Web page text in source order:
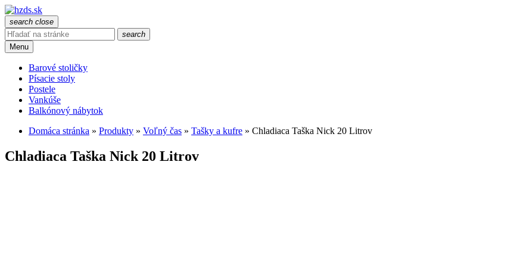
search close
search
Menu
Barové stoličky
Písacie stoly
Postele
Vankúše
Balkónový nábytok
Domáca stránka » Produkty » Voľný čas » Tašky a kufre » Chladiaca Taška Nick 20 Litrov
Chladiaca Taška Nick 20 Litrov